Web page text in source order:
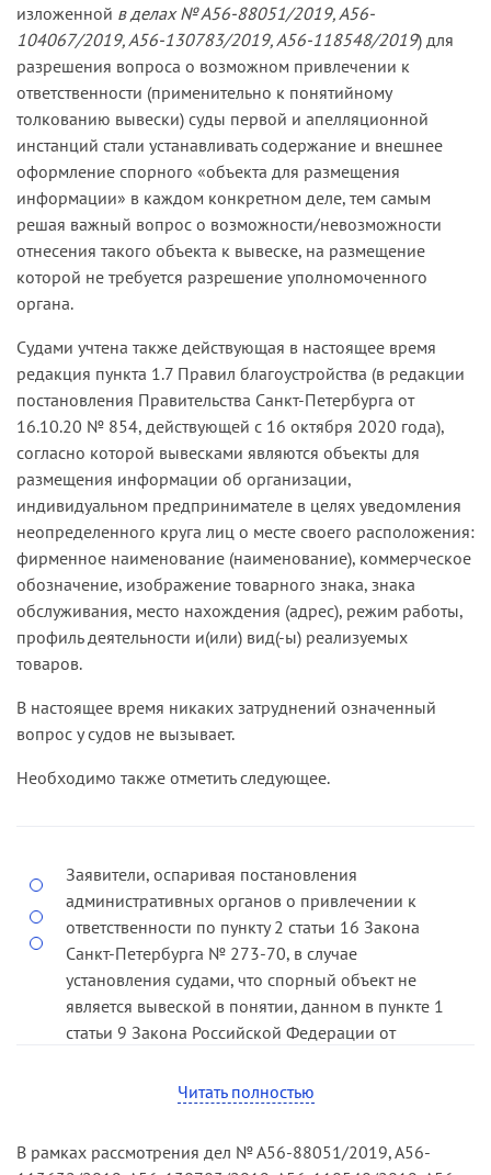
изложенной в делах № А56-88051/2019, А56-
104067/2019, А56-130783/2019, А56-118548/2019) для
разрешения вопроса о возможном привлечении к
ответственности (применительно к понятийному
толкованию вывески) суды первой и апелляционной
инстанций стали устанавливать содержание и внешнее
оформление спорного «объекта для размещения
информации» в каждом конкретном деле, тем самым
решая важный вопрос о возможности/невозможности
отнесения такого объекта к вывеске, на размещение
которой не требуется разрешение уполномоченного
органа.
Судами учтена также действующая в настоящее время
редакция пункта 1.7 Правил благоустройства (в редакции
постановления Правительства Санкт-Петербурга от
16.10.20 № 854, действующей с 16 октября 2020 года),
согласно которой вывесками являются объекты для
размещения информации об организации,
индивидуальном предпринимателе в целях уведомления
неопределенного круга лиц о месте своего расположения:
фирменное наименование (наименование), коммерческое
обозначение, изображение товарного знака, знака
обслуживания, место нахождения (адрес), режим работы,
профиль деятельности и(или) вид(-ы) реализуемых
товаров.
В настоящее время никаких затруднений означенный
вопрос у судов не вызывает.
Необходимо также отметить следующее.
Заявители, оспаривая постановления
административных органов о привлечении к
ответственности по пункту 2 статьи 16 Закона
Санкт-Петербурга № 273-70, в случае
установления судами, что спорный объект не
является вывеской в понятии, данном в пункте 1
статьи 9 Закона Российской Федерации от
потребителей», тем не менее полагали такое
привлечение незаконным.
При этом заявители ссылались на то, что
Читать полностью
В рамках рассмотрения дел № А56-88051/2019, А56-